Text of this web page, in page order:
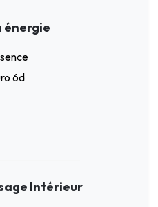
énergie
6d
Intérieur